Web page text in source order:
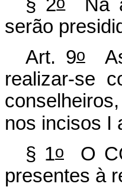
§ 2 Na
serão
Art. 9oAs
realizar-se
nos incisos I
§ 1o
O
presentes à